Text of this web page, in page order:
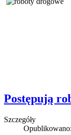
Postępują
Szczegóły